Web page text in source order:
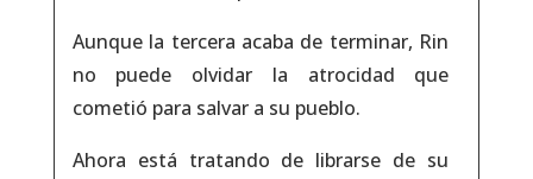
Aunque la tercera acaba de terminar, Rin
no puede olvidar la atrocidad que
cometió para salvar a su pueblo.
Ahora está tratando de librarse de su